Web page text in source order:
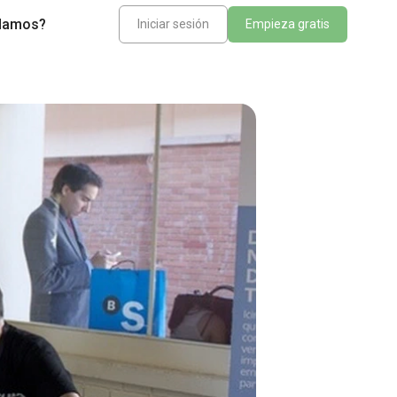
Iniciar sesión Empieza gratis